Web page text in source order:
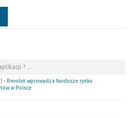
? …
• Revolut wprowadza fundusze rynku
w Polsce